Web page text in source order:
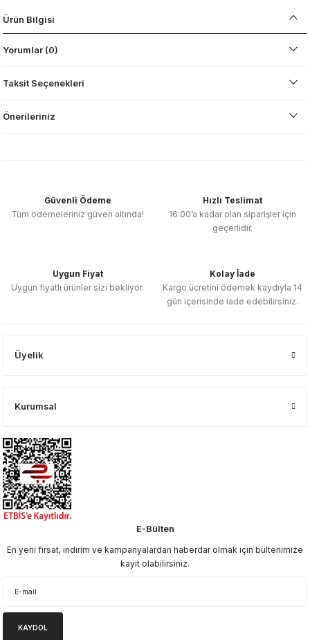
Ürün Bilgisi
Yorumlar (0)
Taksit Seçenekleri
Önerileriniz
Güvenli Ödeme
Tüm ödemeleriniz güven altında!
Hızlı Teslimat
16:00’a kadar olan siparişler için
geçerlidir.
Uygun Fiyat
Uygun fiyatlı ürünler sizi bekliyor.
Kolay İade
Kargo ücretini ödemek kaydıyla 14
gün içerisinde iade edebilirsiniz.
Üyelik
Kurumsal
E-Bülten
En yeni fırsat, indirim ve kampanyalardan haberdar olmak için bültenimize
kayıt olabilirsiniz.
KAYDOL